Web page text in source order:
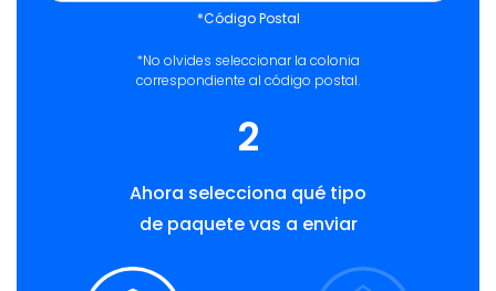
*Código Postal
*No olvides seleccionar la colonia
correspondiente al código postal.
2
Ahora selecciona qué tipo
de paquete vas a enviar